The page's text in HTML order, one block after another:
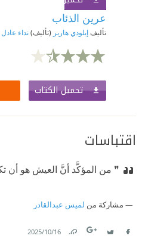
عرين الذئاب
تأليفإيلودي هاربر (تأليف)نداء عادل
تحميل الكتاب
اقتباسات
❞ من المؤكَّد أنَّ العيش هو أن
مشاركة من لميس عبدالقادر
16‏/10‏/2025